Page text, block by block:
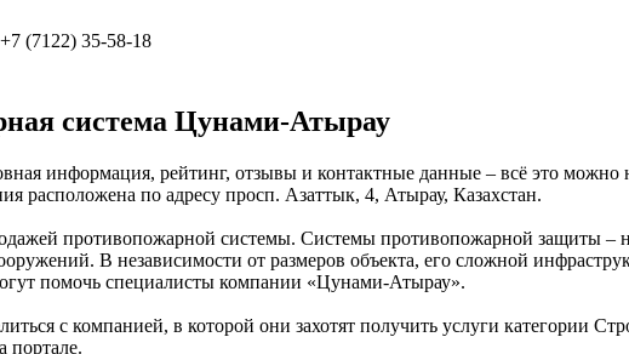
(7122) 35-58-18
система Цунами-Атырау
информация, рейтинг, отзывы и контактные данные – всё это
расположена по адресу просп. Азаттык, 4, Атырау, Казахстан.
противопожарной системы. Системы противопожарной защиты –
В независимости от размеров объекта, его сложной
помочь специалисты компании «Цунами-Атырау».
с компанией, в которой они захотят получить услуги категории
портале.